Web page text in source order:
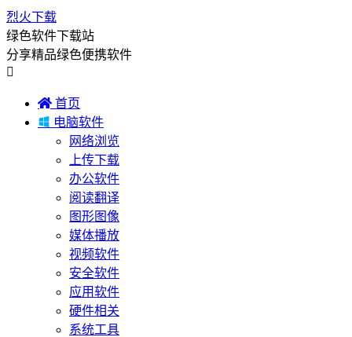
烈火下载
绿色软件下载站
分享精品绿色便携软件

 首页
 电脑软件
网络浏览
上传下载
办公软件
阅读翻译
图形图像
媒体播放
视频软件
安全软件
应用软件
硬件相关
系统工具